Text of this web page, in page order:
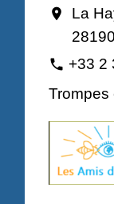
location_on
La
phone +33 2
Trompes